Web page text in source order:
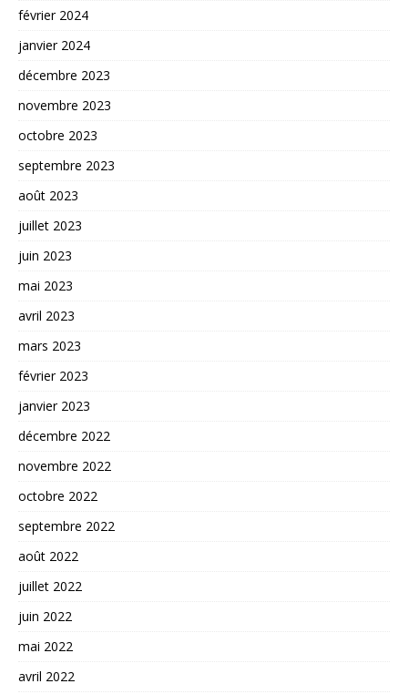
février 2024
janvier 2024
décembre 2023
novembre 2023
octobre 2023
septembre 2023
août 2023
juillet 2023
juin 2023
mai 2023
avril 2023
mars 2023
février 2023
janvier 2023
décembre 2022
novembre 2022
octobre 2022
septembre 2022
août 2022
juillet 2022
juin 2022
mai 2022
avril 2022